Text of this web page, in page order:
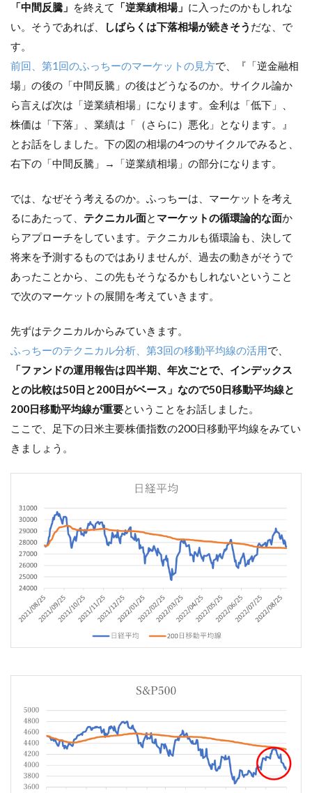
「中間反騰」 を終えて 「逆業績相場」 に入ったのかもしれな
い。そうであれば、
しばらくは下落相場が続きそう だな、で
す。
前回、第1回のふっちーのマーケットの見方で、『「逆金融相
場」の後の「中間反騰」の後はどうなるのか。サイクル論か
ら言えば次は「逆業績相場」になります。金利は「低下」、
株価は「下落」、業績は「（さらに）悪化」となります。』
とお話をしました。下の図の相場の4つのサイクルでみると、
右下の「中間反騰」→「逆業績相場」の部分になります。
では、なぜそう考えるのか。ふっちーは、マーケットを考え
るにあたって、 テクニカル面と マーケットの循環論的な面か
らアプローチをしています。テクニカルも循環論も、決して
将来を予測するものではありませんが、過去の動きがそうで
あったことから、この先もそうなるかもしれないということ
で次のマーケットの展開を考えていきます。
先ずはテクニカルからみていきます。
ふっちーのテクニカル分析、第3回の移動平均線の活用で、
「ファンドの運用報告は四半期、年次ごとで、インデックス
との比較は50日と200日がベース」なので50日移動平均線と
200日移動平均線が重要ということをお話しました。
ここで、足下の日米主要株価指数の200日移動平均線をみてい
きましょう。